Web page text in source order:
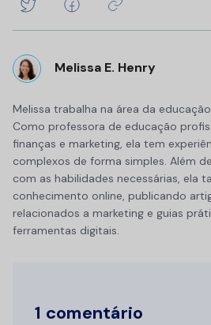
Melissa E. Henry
Melissa trabalha na área da
Como professora de educação
finanças e marketing, ela tem
complexos de forma simples. Além
com as habilidades necessárias, ela
conhecimento online, publicando
relacionados a marketing e guias
ferramentas digitais.
1 comentário